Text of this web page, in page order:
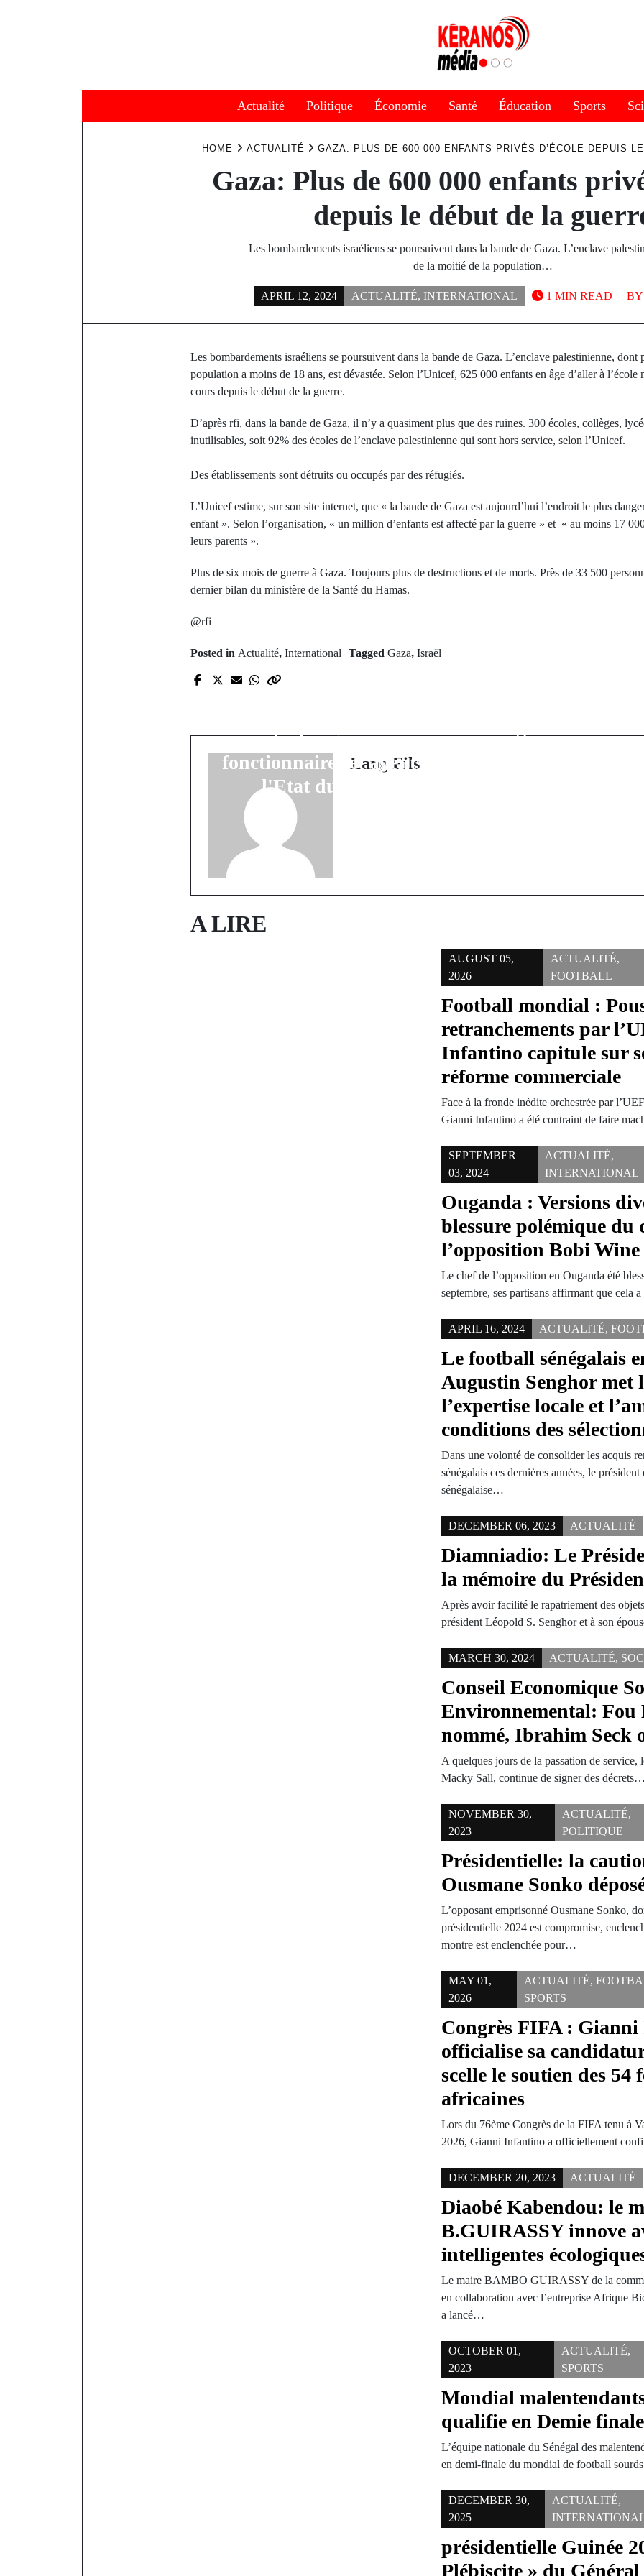
Actualité Politique Économie Santé Éducation Sports
HOME ACTUALITÉ GAZA: PLUS DE 600 000 ENFANTS PRIVÉS D’ÉCOLE DEPUIS
Gaza: Plus de 600 000 enfants
depuis le début de la
Les bombardements israéliens se poursuivent dans la bande de Gaza. L’enclave
de la moitié de la population…
APRIL 12, 2024 ACTUALITÉ, INTERNATIONAL BY
1 MIN READ
Les bombardements israéliens se poursuivent dans la bande de Gaza. L’enclave palestinienne, dont
population a moins de 18 ans, est dévastée. Selon l’Unicef, 625 000 enfants en âge d’aller à l’école
cours depuis le début de la guerre.
D’après rfi, dans la bande de Gaza, il n’y a quasiment plus que des ruines. 300 écoles, collèges,
inutilisables, soit 92% des écoles de l’enclave palestinienne qui sont hors service, selon l’Unicef.
Des établissements sont détruits ou occupés par des réfugiés.
L’Unicef estime, sur son site internet, que « la bande de Gaza est aujourd’hui l’endroit le plus
enfant ». Selon l’organisation, « un million d’enfants est affecté par la guerre » et « au moins 17
leurs parents ».
Plus de six mois de guerre à Gaza. Toujours plus de destructions et de morts. Près de 33 500
dernier bilan du ministère de la Santé du Hamas.
@rfi
Posted in Actualité, International Tagged Gaza, Israël
Président Bassirou Diomaye
historique aux
fonctionnaires et agents de
l'Etat du Sénégal
Lang Fils
A LIRE
AUGUST 05,
2026
ACTUALITÉ,
FOOTBALL
Football mondial :
retranchements par
Infantino capitule sur
réforme commerciale
Face à la fronde inédite orchestrée par
Gianni Infantino a été contraint de faire
SEPTEMBER
03, 2024
ACTUALITÉ,
INTERNATIONAL
Ouganda : Versions
blessure polémique du
l’opposition Bobi Wine
Le chef de l’opposition en Ouganda été
septembre, ses partisans affirmant que cela
APRIL 16, 2024 ACTUALITÉ,
Le football sénégalais
Augustin Senghor met
l’expertise locale et
conditions des
Dans une volonté de consolider les acquis
sénégalais ces dernières années, le
sénégalaise…
DECEMBER 06, 2023 ACTUALITÉ
Diamniadio: Le
la mémoire du
Après avoir facilité le rapatriement des
président Léopold S. Senghor et à son
MARCH 30, 2024 ACTUALITÉ,
Conseil Economique
Environnemental: Fou
nommé, Ibrahim Seck
A quelques jours de la passation de service,
Macky Sall, continue de signer des décrets…
NOVEMBER 30,
2023
ACTUALITÉ,
POLITIQUE
Présidentielle: la
Ousmane Sonko
L’opposant emprisonné Ousmane Sonko,
présidentielle 2024 est compromise,
montre est enclenchée pour…
MAY 01,
2026
ACTUALITÉ,
SPORTS
Congrès FIFA :
officialise sa
scelle le soutien des 54
africaines
Lors du 76ème Congrès de la FIFA tenu à
2026, Gianni Infantino a officiellement
DECEMBER 20, 2023 ACTUALITÉ
Diaobé Kabendou: le
B.GUIRASSY innove
intelligentes
Le maire BAMBO GUIRASSY de la
en collaboration avec l’entreprise Afrique
a lancé…
OCTOBER 01,
2023
ACTUALITÉ,
SPORTS
Mondial
qualifie en Demie finale
L’équipe nationale du Sénégal des
en demi-finale du mondial de football
DECEMBER 30,
2025
ACTUALITÉ,
présidentielle Guinée
Plébiscite » du